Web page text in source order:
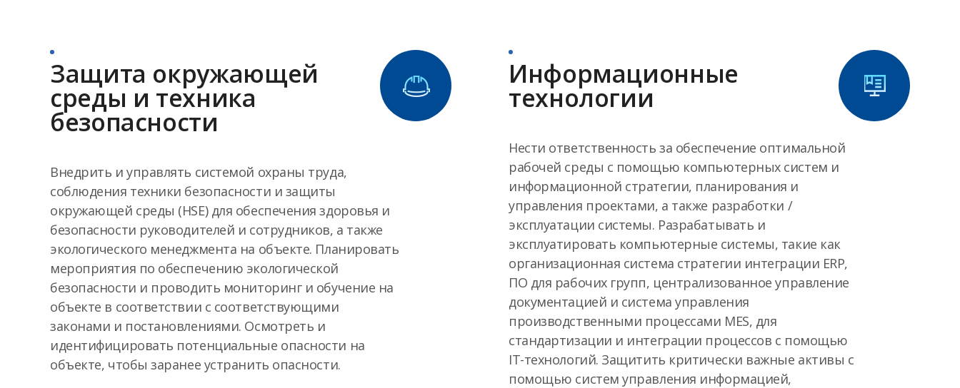
Защита окружающей
среды и техника
безопасности
Внедрить и управлять системой охраны труда,
соблюдения техники безопасности и защиты
окружающей среды (HSE) для обеспечения здоровья и
безопасности руководителей и сотрудников, а также
экологического менеджмента на объекте. Планировать
мероприятия по обеспечению экологической
безопасности и проводить мониторинг и обучение на
объекте в соответствии с соответствующими
законами и постановлениями. Осмотреть и
идентифицировать потенциальные опасности на
объекте, чтобы заранее устранить опасности.
Информационные
технологии
Нести ответственность за обеспечение оптимальной
рабочей среды с помощью компьютерных систем и
информационной стратегии, планирования и
управления проектами, а также разработки /
эксплуатации системы. Разрабатывать и
эксплуатировать компьютерные системы, такие как
организационная система стратегии интеграции ERP,
ПО для рабочих групп, централизованное управление
документацией и система управления
производственными процессами MES, для
стандартизации и интеграции процессов с помощью
IT-технологий. Защитить критически важные активы с
помощью систем управления информацией,